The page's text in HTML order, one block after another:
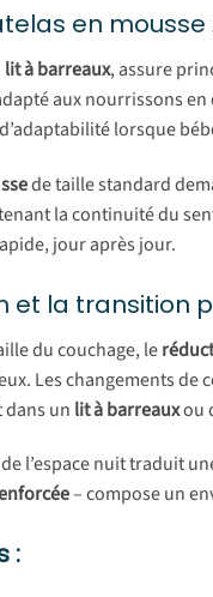
en
lit à barreaux, assure
aux nourrissons
lorsque
de taille standard
la continuité du
jour après jour.
et la transition
du couchage, le
Les changements
dans un lit à barreauxou
l’espace nuit traduit
– compose un
: